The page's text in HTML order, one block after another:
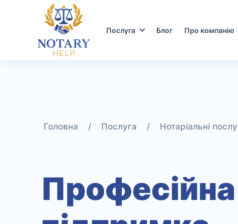
Послуга Блог Про компанію
/ / Нотаріальні
Професійна